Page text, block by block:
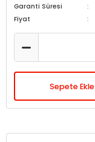
Garanti Süresi
Fiyat
Sepete Ekle